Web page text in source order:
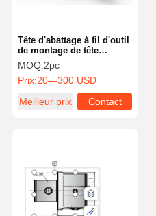
Tête d'abattage à fil d'outil
de montage de tête
d'abattage réglable 2-6
inserts pour machine CNC
MOQ:2pc
Prix:20—300 USD
Meilleur prix
Contact